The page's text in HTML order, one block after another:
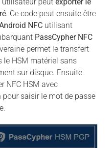
. Ce code peut ensuite être
NFC utilisant
PassCypher NFC
permet le transfert
le HSM matériel sans
sur disque. Ensuite
NFC HSM avec
pour saisir le mot de passe